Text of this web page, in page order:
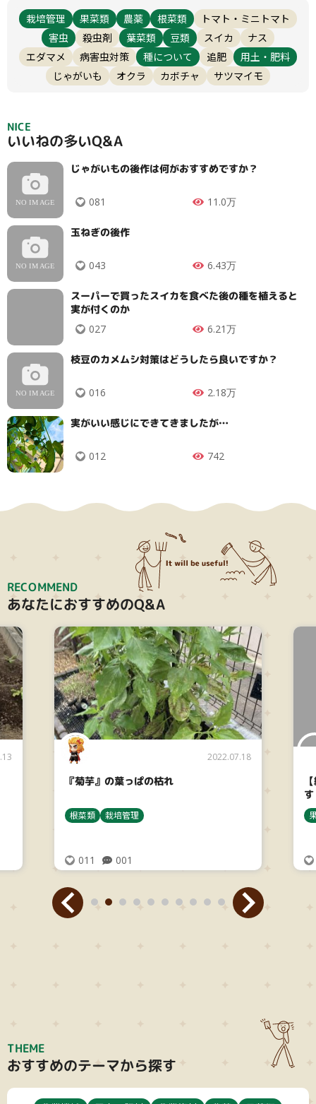
栽培管理 果菜類 農薬 根菜類
トマト・ミニトマト
害虫
殺虫剤 葉菜類 豆類 スイカ
ナス
エダマメ
病害虫対策 種について 追肥
用土・肥料
じゃがいも
オクラ カボチャ サツマイモ
NICE
いいねの多いQ&A
じゃがいもの後作は何がおすすめですか？
081 11.0万
玉ねぎの後作
043 6.43万
スーパーで買ったスイカを食べた後の種を植えると
実が付くのか
027 6.21万
枝豆のカメムシ対策はどうしたら良いですか？
016 2.18万
実がいい感じにできてきましたが…
012 742
RECOMMEND
あなたにおすすめのQ&A
2022.07.18
『菊芋』の葉っぱの枯れ
根菜類 栽培管理
011 001
す
THEME
おすすめのテーマから探す